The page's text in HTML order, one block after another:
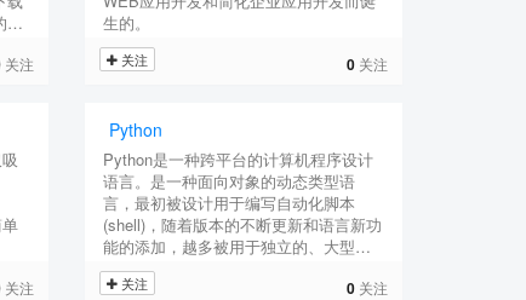
关注
生的。
关注 0 关注
关注
Python
Python是一种跨平台的计算机程序设计
语言。是一种面向对象的动态类型语
言，最初被设计用于编写自动化脚本
(shell)，随着版本的不断更新和语言新功
能的添加，越多被用于独立的、大型项
目的开发。
关注 0 关注